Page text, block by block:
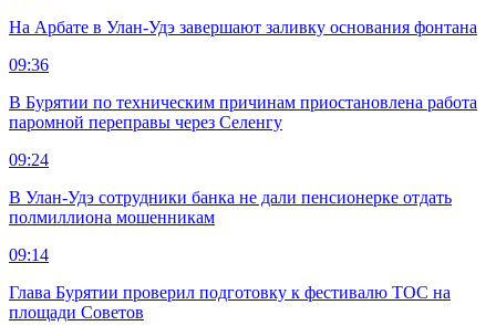
На Арбате в Улан-Удэ завершают заливку основания фонтана
09:36
В Бурятии по техническим причинам приостановлена работа
паромной переправы через Селенгу
09:24
В Улан-Удэ сотрудники банка не дали пенсионерке отдать
полмиллиона мошенникам
09:14
Глава Бурятии проверил подготовку к фестивалю ТОС на
площади Советов